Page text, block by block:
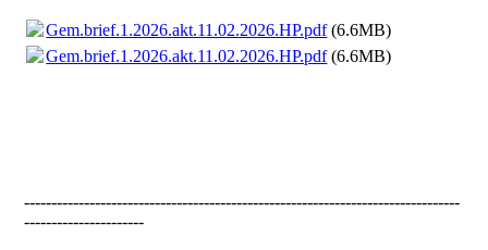
Gem.brief.1.2026.akt.11.02.2026.HP.pdf(6.6MB)
Gem.brief.1.2026.akt.11.02.2026.HP.pdf(6.6MB)
--------------------------------------------------------------------------------
----------------------